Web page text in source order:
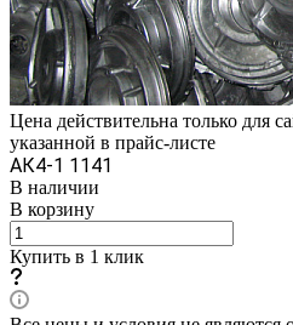
Цена действительна только для
указанной в прайс-листе
АК4-1 1141
В наличии
В корзину
Купить в 1 клик